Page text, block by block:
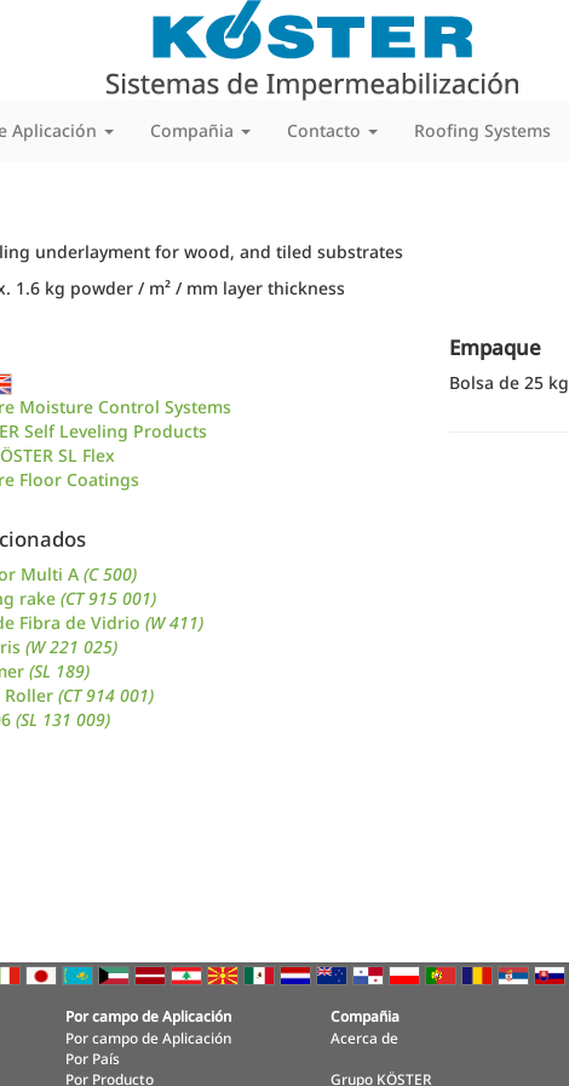
Aplicación Compañia Contacto Roofing Systems
underlayment for wood, and tiled substrates
1.6 kg powder / m² / mm layer thickness
Moisture Control Systems
Self Leveling Products
SL Flex
Floor Coatings
Multi A (C 500)
rake (CT 915 001)
Fibra de Vidrio (W 411)
(W 221 025)
(SL 189)
Roller (CT 914 001)
(SL 131 009)
Empaque
Bolsa de 25 kg
Por campo de Aplicación
Por campo de Aplicación
Por País
Por Producto
Compañia
Acerca de
Grupo KÖSTER